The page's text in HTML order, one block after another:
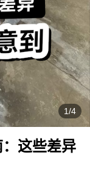
1/4
这些差异